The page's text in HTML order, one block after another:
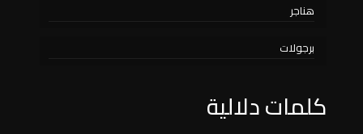
هناجر
برجولات
كلمات دلالية